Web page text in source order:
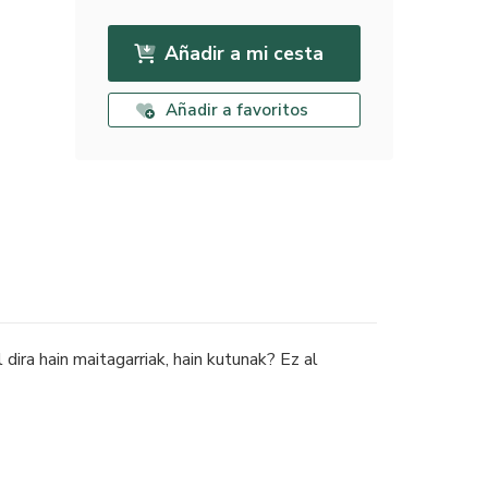
Añadir a mi cesta
Añadir a favoritos
hain maitagarriak, hain kutunak? Ez al